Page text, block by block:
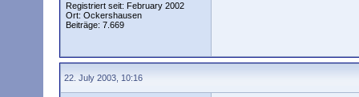
Registriert seit: February 2002
Ort: Ockershausen
Beiträge: 7.669
22. July 2003, 10:16